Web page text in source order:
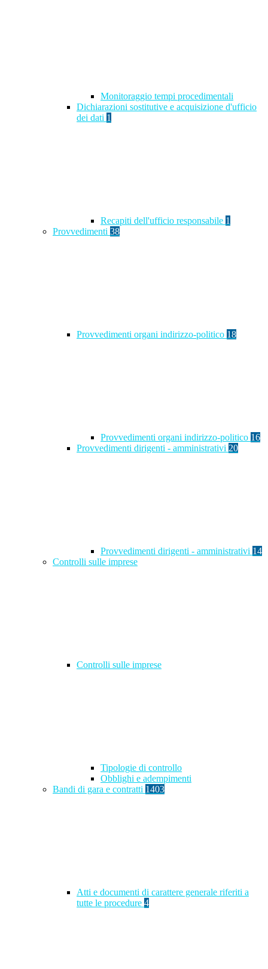
Monitoraggio tempi procedimentali
Dichiarazioni sostitutive e acquisizione d'ufficio
dei dati 1
Recapiti dell'ufficio responsabile 1
Provvedimenti 38
Provvedimenti organi indirizzo-politico 18
Provvedimenti organi indirizzo-politico 16
Provvedimenti dirigenti - amministrativi 20
Provvedimenti dirigenti - amministrativi 14
Controlli sulle imprese
Controlli sulle imprese
Tipologie di controllo
Obblighi e adempimenti
Bandi di gara e contratti 1403
Atti e documenti di carattere generale riferiti a
tutte le procedure 4